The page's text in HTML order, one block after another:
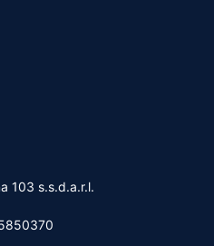
103 s.s.d.a.r.l.